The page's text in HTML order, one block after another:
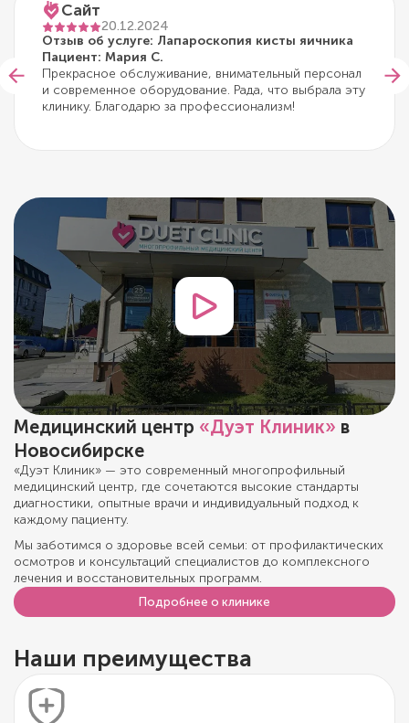
Сайт
20.12.2024
Отзыв об услуге: Лапароскопия кисты яичника
Пациент: Мария С.
Прекрасное обслуживание, внимательный персонал
и современное оборудование. Рада, что выбрала эту
клинику. Благодарю за профессионализм!
Медицинский центр «Дуэт Клиник» в
Новосибирске
«Дуэт Клиник» — это современный многопрофильный
медицинский центр, где сочетаются высокие стандарты
диагностики, опытные врачи и индивидуальный подход к
каждому пациенту.
Мы заботимся о здоровье всей семьи: от профилактических
осмотров и консультаций специалистов до комплексного
лечения и восстановительных программ.
Подробнее о клинике
Наши преимущества